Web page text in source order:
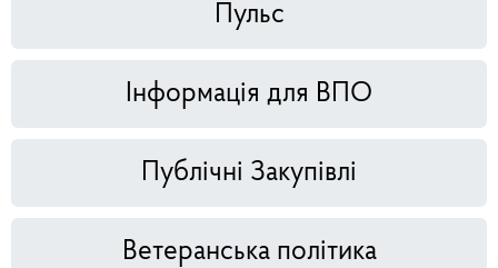
Пульс
Інформація для ВПО
Публічні Закупівлі
Ветеранська політика